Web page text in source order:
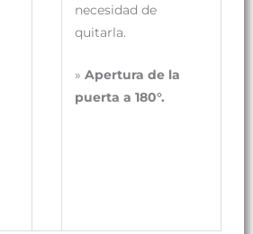
necesidad de
quitarla.
» Apertura de la
puerta a 180°.